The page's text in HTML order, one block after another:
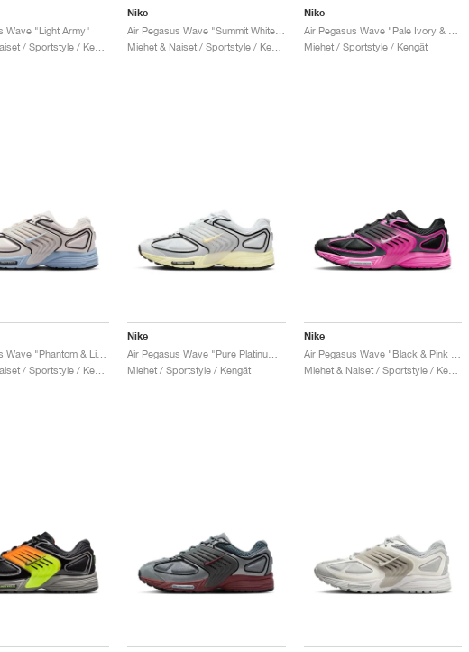
Wave "Light Army"
Nike
Air Pegasus Wave "Summit White & Barely Volt"
Miehet & Naiset / Sportstyle / Kengät
Nike
Miehet / Sportstyle / Kengät
Nike
Air Pegasus Wave "Pure Platinum & Alabaster"
Miehet / Sportstyle / Kengät
Nike
Miehet & Naiset / Sportstyle / Kengät